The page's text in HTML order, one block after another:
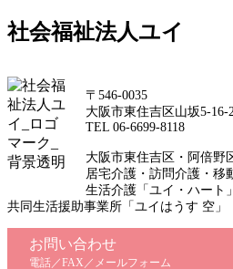
社会福祉法人ユイ
〒546-0035
大阪市東住吉区山坂5-16-
TEL 06-6699-8118
大阪市東住吉区・阿倍野
居宅介護・訪問介護・移
生活介護「ユイ・ハート」
共同生活援助事業所「ユイはうす 空」
お問い合わせ
電話／FAX／メールフォーム